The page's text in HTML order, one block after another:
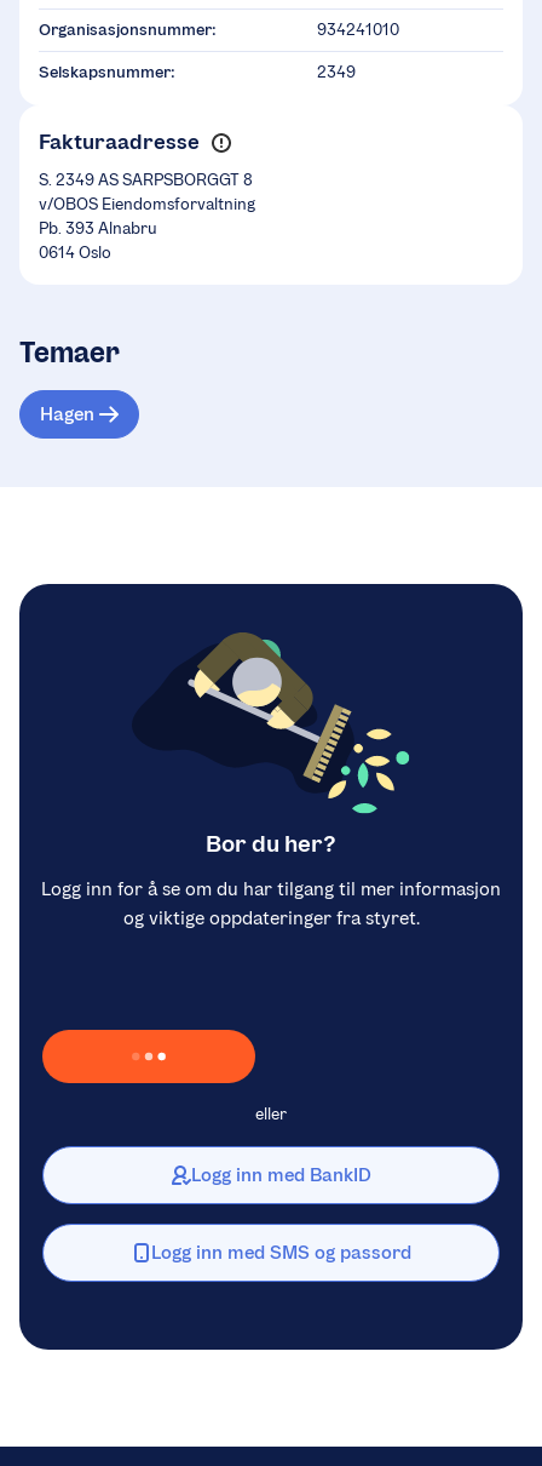
Organisasjonsnummer: 934241010
Selskapsnummer: 2349
Fakturaadresse
S. 2349 AS SARPSBORGGT 8
v/OBOS Eiendomsforvaltning
Pb. 393 Alnabru
0614 Oslo
Temaer
Hagen
Bor du her?
Logg inn for å se om du har tilgang til mer informasjon
og viktige oppdateringer fra styret.
Laster inn Vipps …
eller
Logg inn med BankID
Logg inn med SMS og passord